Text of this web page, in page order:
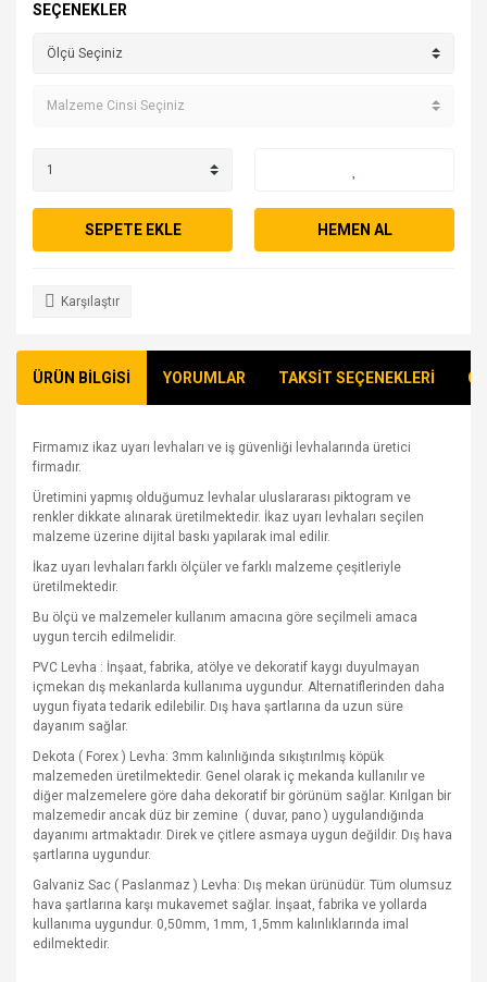
SEÇENEKLER
SEPETE EKLE HEMEN AL
Karşılaştır
ÜRÜN BİLGİSİ YORUMLAR TAKSİT SEÇENEKLERİ
Firmamız ikaz uyarı levhaları ve iş güvenliği levhalarında üretici
firmadır.
Üretimini yapmış olduğumuz levhalar uluslararası piktogram ve
renkler dikkate alınarak üretilmektedir. İkaz uyarı levhaları seçilen
malzeme üzerine dijital baskı yapılarak imal edilir.
İkaz uyarı levhaları farklı ölçüler ve farklı malzeme çeşitleriyle
üretilmektedir.
Bu ölçü ve malzemeler kullanım amacına göre seçilmeli amaca
uygun tercih edilmelidir.
PVC Levha : İnşaat, fabrika, atölye ve dekoratif kaygı duyulmayan
içmekan dış mekanlarda kullanıma uygundur. Alternatiflerinden daha
uygun fiyata tedarik edilebilir. Dış hava şartlarına da uzun süre
dayanım sağlar.
Dekota ( Forex ) Levha: 3mm kalınlığında sıkıştırılmış köpük
malzemeden üretilmektedir. Genel olarak iç mekanda kullanılır ve
diğer malzemelere göre daha dekoratif bir görünüm sağlar. Kırılgan bir
malzemedir ancak düz bir zemine ( duvar, pano ) uygulandığında
dayanımı artmaktadır. Direk ve çitlere asmaya uygun değildir. Dış hava
şartlarına uygundur.
Galvaniz Sac ( Paslanmaz ) Levha: Dış mekan ürünüdür. Tüm olumsuz
hava şartlarına karşı mukavemet sağlar. İnşaat, fabrika ve yollarda
kullanıma uygundur. 0,50mm, 1mm, 1,5mm kalınlıklarında imal
edilmektedir.